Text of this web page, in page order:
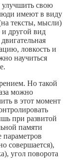
улучшить свою
имеют в виду
тексты, мысли)
другой вид
ловкость и
научиться
Но такой
можно
в этот момент
при развитой
памяти
совершается),
угол поворота